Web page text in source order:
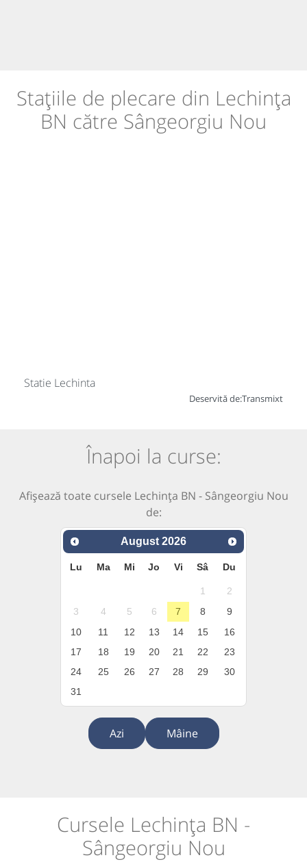
Stațiile de plecare din Lechința
BN către Sângeorgiu Nou
Statie Lechinta
Deservită de:Transmixt
Înapoi la curse:
Afișează toate cursele Lechința BN - Sângeorgiu Nou
de:
August 2026
Lu Ma Mi Jo Vi Sâ Du
1
2
3
4 5 6 7 8
9
10
11 12 13 14 15
16
17
18 19 20 21 22
23
24
25 26 27 28 29
30
31
Azi Mâine
Cursele Lechința BN -
Sângeorgiu Nou